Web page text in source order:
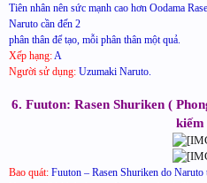
Tiên nhân nên sức mạnh cao hơn Oodama
Naruto cần đến 2
phân thân để tạo, mỗi phân thân một quả.
Xếp hạng: A
Người sử dụng: Uzumaki Naruto.
6. Fuuton: Rasen Shuriken (
kiếm
Bao quát: Fuuton – Rasen Shuriken do